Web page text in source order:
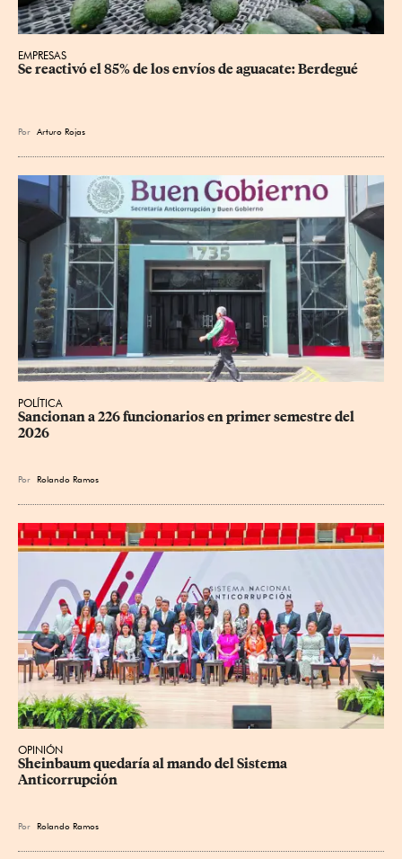
EMPRESAS
Se reactivó el 85% de los envíos de aguacate: Berdegué
Por Arturo Rojas
POLÍTICA
Sancionan a 226 funcionarios en primer semestre del
2026
Por Rolando Ramos
OPINIÓN
Sheinbaum quedaría al mando del Sistema
Anticorrupción
Por Rolando Ramos